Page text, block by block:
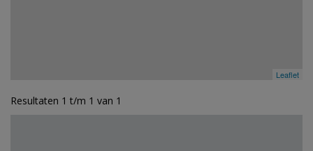
Leaflet
Resultaten 1 t/m 1 van 1